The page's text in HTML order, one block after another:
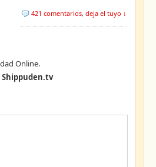
421 comentarios, deja el tuyo ↓
Online.
Shippuden.tv